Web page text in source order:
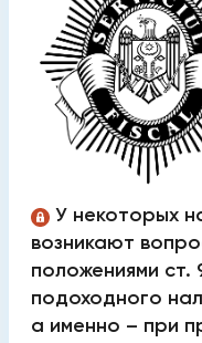
У некоторых
возникают
положениями
подоходного
а именно – при